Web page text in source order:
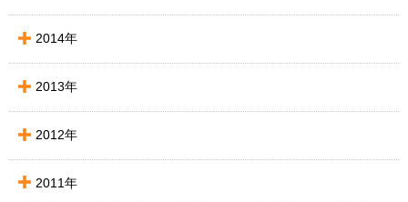
2014年
2013年
2012年
2011年